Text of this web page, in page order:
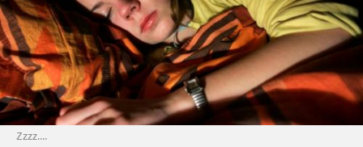
Zzzz....